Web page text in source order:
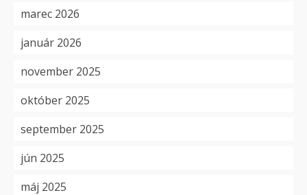
marec 2026
január 2026
november 2025
október 2025
september 2025
jún 2025
máj 2025